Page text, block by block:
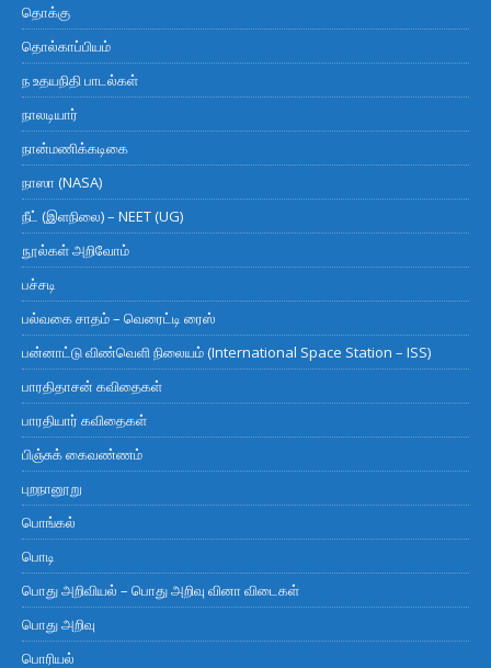
தொக்கு
தொல்காப்பியம்
ந உதயநிதி பாடல்கள்
நாலடியார்
நான்மணிக்கடிகை
நாஸா (NASA)
நீட் (இளநிலை) – NEET (UG)
நூல்கள் அறிவோம்
பச்சடி
பல்வகை சாதம் – வெரைட்டி ரைஸ்
பன்னாட்டு விண்வெளி நிலையம் (International Space Station – ISS)
பாரதிதாசன் கவிதைகள்
பாரதியார் கவிதைகள்
பிஞ்சுக் கைவண்ணம்
புறநானூறு
பொங்கல்
பொடி
பொது அறிவியல் – பொது அறிவு வினா விடைகள்
பொது அறிவு
பொரியல்